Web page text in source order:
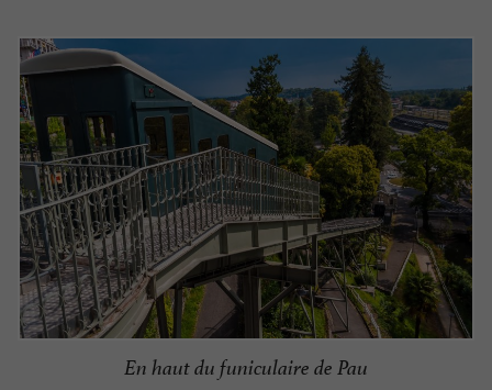
En haut du funiculaire de Pau